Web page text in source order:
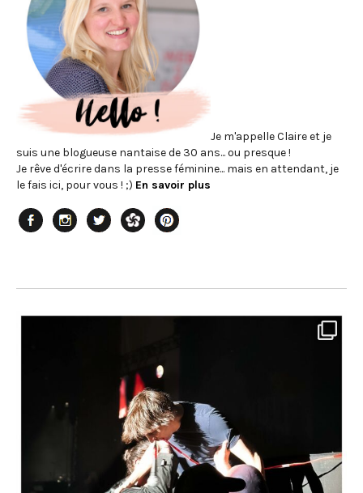
Je m'appelle Claire et je
suis une blogueuse nantaise de 30 ans... ou presque !
Je rêve d'écrire dans la presse féminine... mais en attendant, je
le fais ici, pour vous ! ;) En savoir plus